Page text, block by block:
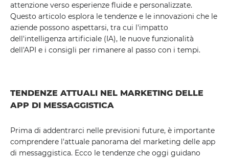
attenzione verso esperienze fluide e personalizzate.
Questo articolo esplora le tendenze e le innovazioni che le
aziende possono aspettarsi, tra cui l'impatto
dell'intelligenza artificiale (IA), le nuove funzionalità
dell'API e i consigli per rimanere al passo con i tempi.
TENDENZE ATTUALI NEL MARKETING DELLE
APP DI MESSAGGISTICA
Prima di addentrarci nelle previsioni future, è importante
comprendere l'attuale panorama del marketing delle app
di messaggistica. Ecco le tendenze che oggi guidano